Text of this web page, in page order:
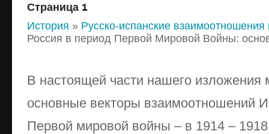
Страница 1
История » Русско-испанские
Россия в период Первой Мировой Войны:
В настоящей части нашего изложения
основные векторы взаимоотношений
Первой мировой войны – в 1914 – 1918